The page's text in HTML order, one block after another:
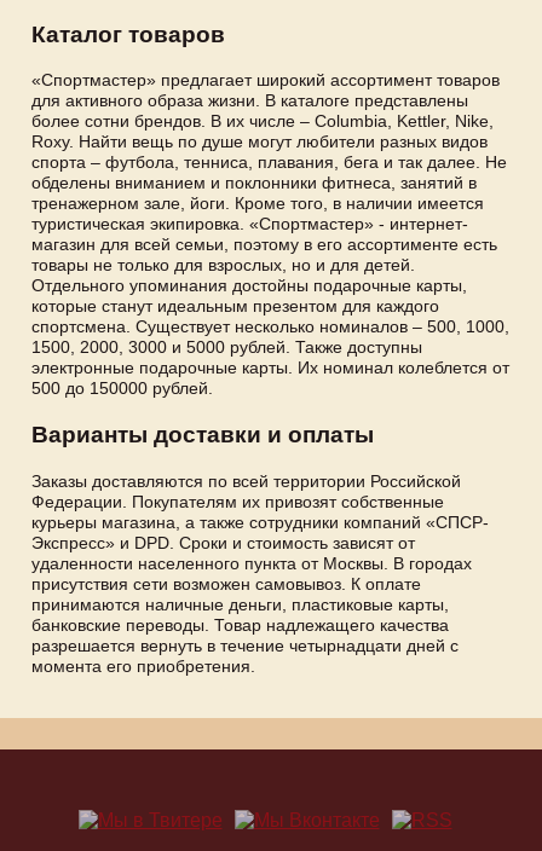
Каталог товаров
«Спортмастер» предлагает широкий ассортимент товаров
для активного образа жизни. В каталоге представлены
более сотни брендов. В их числе – Columbia, Kettler, Nike,
Roxy. Найти вещь по душе могут любители разных видов
спорта – футбола, тенниса, плавания, бега и так далее. Не
обделены вниманием и поклонники фитнеса, занятий в
тренажерном зале, йоги. Кроме того, в наличии имеется
туристическая экипировка. «Спортмастер» - интернет-
магазин для всей семьи, поэтому в его ассортименте есть
товары не только для взрослых, но и для детей.
Отдельного упоминания достойны подарочные карты,
которые станут идеальным презентом для каждого
спортсмена. Существует несколько номиналов – 500, 1000,
1500, 2000, 3000 и 5000 рублей. Также доступны
электронные подарочные карты. Их номинал колеблется от
500 до 150000 рублей.
Варианты доставки и оплаты
Заказы доставляются по всей территории Российской
Федерации. Покупателям их привозят собственные
курьеры магазина, а также сотрудники компаний «СПСР-
Экспресс» и DPD. Сроки и стоимость зависят от
удаленности населенного пункта от Москвы. В городах
присутствия сети возможен самовывоз. К оплате
принимаются наличные деньги, пластиковые карты,
банковские переводы. Товар надлежащего качества
разрешается вернуть в течение четырнадцати дней с
момента его приобретения.